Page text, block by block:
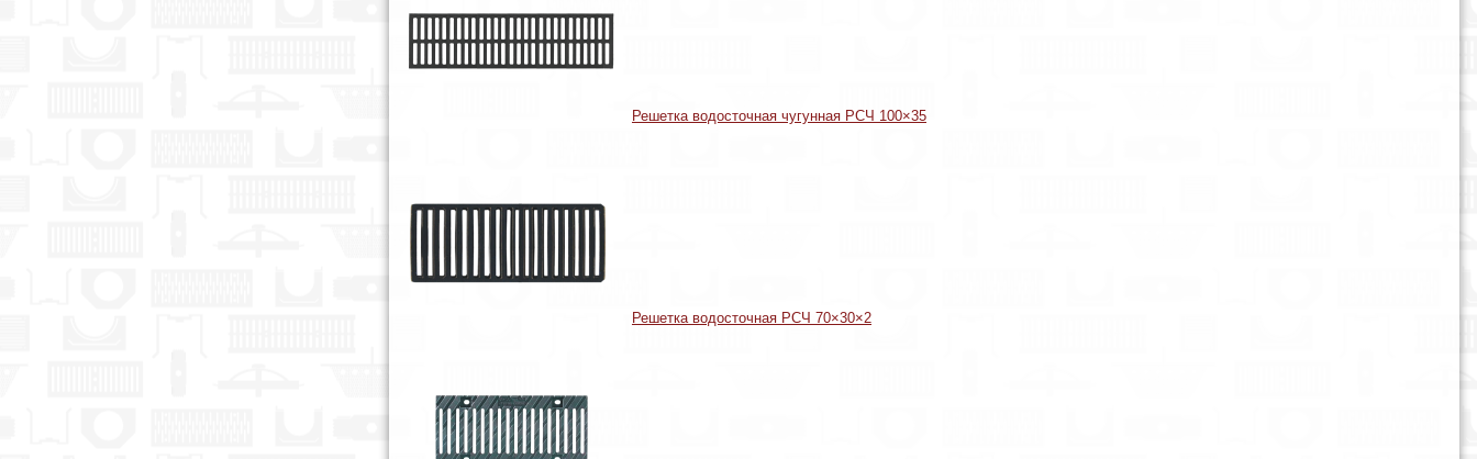
Решетка водосточная чугунная РСЧ 100×35
Решетка водосточная РСЧ 70×30×2